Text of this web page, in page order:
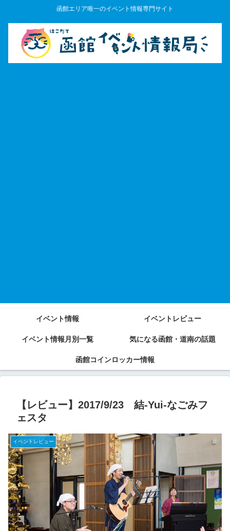
函館エリア唯一のイベント情報専門サイト
イベント情報 イベントレビュー
イベント情報月別一覧 気になる函館・道南の話題
函館コインロッカー情報
【レビュー】2017/9/23 結-Yui-なごみフ
ェスタ
イベントレビュー